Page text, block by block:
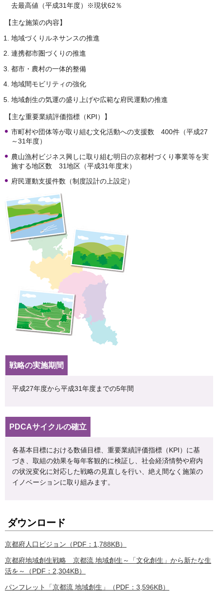
去最高値（平成31年度）※現状62％
【主な施策の内容】
地域づくりルネサンスの推進
連携都市圏づくりの推進
都市・農村の一体的整備
地域間モビリティの強化
地域創生の気運の盛り上げや広範な府民運動の推進
【主な重要業績評価指標（KPI）】
市町村や団体等が取り組む文化活動への支援数 400件（平成27
～31年度）
農山漁村ビジネス興しに取り組む明日の京都村づくり事業等を実
施する地区数 31地区（平成31年度末）
府民運動支援件数（制度設計の上設定）
戦略の実施期間
平成27年度から平成31年度までの5年間
PDCAサイクルの確立
各基本目標における数値目標、重要業績評価指標（KPI）に基
づき、取組の効果を毎年客観的に検証し、社会経済情勢や府内
の状況変化に対応した戦略の見直しを行い、絶え間なく施策の
イノベーションに取り組みます。
ダウンロード
京都府人口ビジョン（PDF：1,788KB）
京都府地域創生戦略 京都流 地域創生～「文化創生」から新たな生
活を～（PDF：2,304KB）
パンフレット「京都流 地域創生」（PDF：3,596KB）